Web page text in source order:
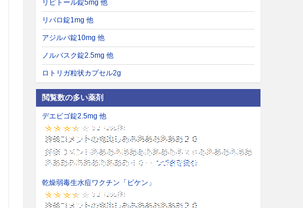
リピトール錠5mg 他
リバロ錠1mg 他
アジルバ錠10mg 他
ノルバスク錠2.5mg 他
ロトリガ粒状カプセル2g
閲覧数の多い薬剤
デエビゴ錠2.5mg 他
乾燥弱毒生水痘ワクチン「ビケン」